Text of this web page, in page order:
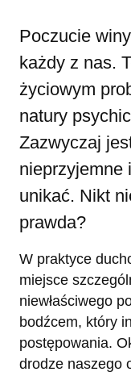
Poczucie
każdy z nas.
życiowym
natury
Zazwyczaj
nieprzyjemne
unikać. Nikt
prawda?
W praktyce
miejsce
niewłaściwego
bodźcem, który
postępowania.
drodze naszego